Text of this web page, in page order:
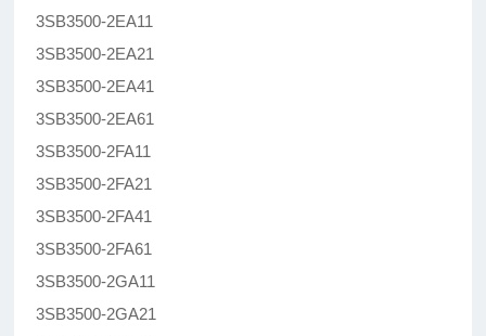
3SB3500-2EA11
3SB3500-2EA21
3SB3500-2EA41
3SB3500-2EA61
3SB3500-2FA11
3SB3500-2FA21
3SB3500-2FA41
3SB3500-2FA61
3SB3500-2GA11
3SB3500-2GA21